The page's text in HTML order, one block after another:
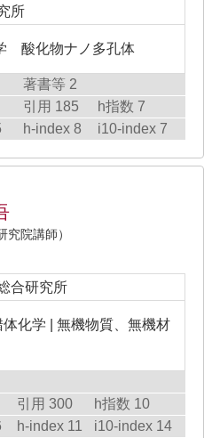
所
酸化物ナノ多孔体
著書等 2
引用 185 h指数 7
h-index 8 i10-index 7
究院講師）
合研究所
化学 | 無機物質、無機材
引用 300 h指数 10
h-index 11 i10-index 14